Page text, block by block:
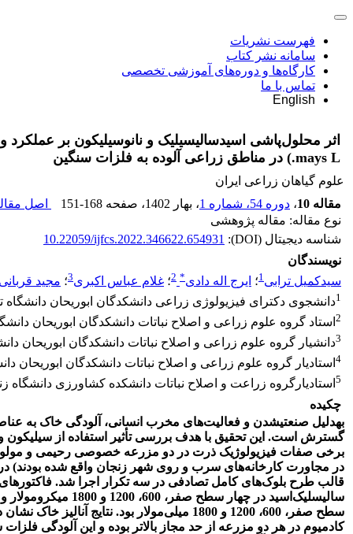
فهرست نشریات
سامانه نشر کتاب
کارگاه‌ها و دوره‌های آموزشی تخصصی
تماس با ما
English
mays L.) در مناطق زراعی آلوده به فلزات سنگین
علوم گیاهان زراعی ایران
مقاله 10
، دوره 54، شماره 1 ، بهار 1402 ، صفحه 151-168
اصل
نوع مقاله: مقاله پژوهشی
شناسه دیجیتال (DOI):
10.22059/ijfcs.2022.346622.654931
نویسندگان
سیدکمیل ترابی1؛ ایرج اله دادی*
2؛ غلام عباس اکبری3؛ مجید
1دانشجوی دکترای فیزیولوژی زراعی دانشکدگان ابوریحان دانشگاه
2 استاد گروه علوم زراعی و اصلاح نباتات دانشکدگان ابوریحان
3دانشیار گروه علوم زراعی و اصلاح نباتات دانشکدگان ابوریحان
4 استادیار گروه علوم زراعی و اصلاح نباتات دانشکدگان ابوریحان
5 استادیارگروه زراعت و اصلاح نباتات دانشکده کشاورزی دانشگاه
چکیده
بهدلیل صنعتیشدن و فعالیت‌های مخرب انسانی، آلودگی خاک به
گسترش است. این تحقیق با هدف بررسی تأثیر استفاده از سیلیکون
برخی صفات فیزیولوژیک ذرت در دو مزرعه خصوصی رحیمی و
در مجاورت کارخانه‌های سرب و روی شهر زنجان واقع شده بودند) در سال
قالب طرح بلوک‌های کامل تصادفی در سه تکرار اجرا شد.
سالیسلیک‌اسید در چهار
سطح صفر، 600، 1200 و 1800 میلی‌مولار بود.
کادمیوم در هر دو مزرعه از حد مجاز بالاتر بوده و این آلودگی